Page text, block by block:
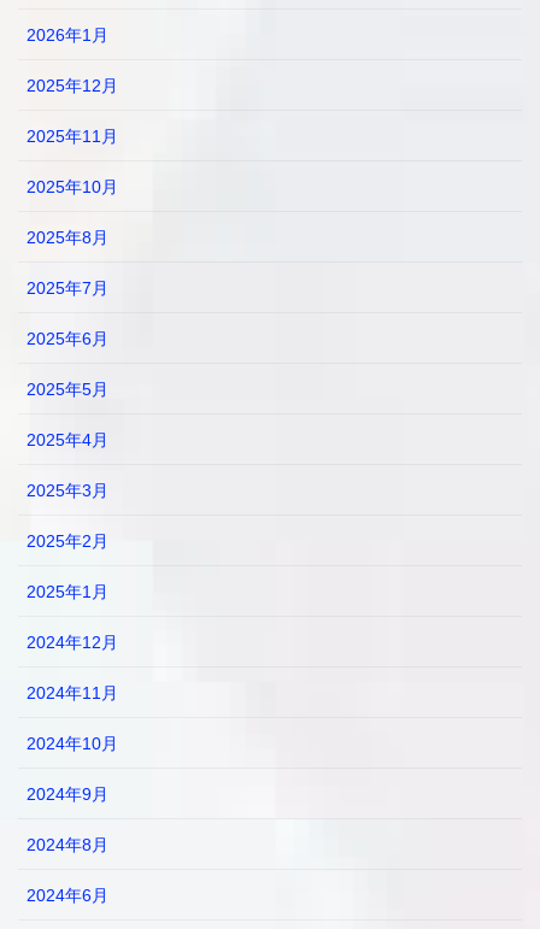
2026年1月
2025年12月
2025年11月
2025年10月
2025年8月
2025年7月
2025年6月
2025年5月
2025年4月
2025年3月
2025年2月
2025年1月
2024年12月
2024年11月
2024年10月
2024年9月
2024年8月
2024年6月